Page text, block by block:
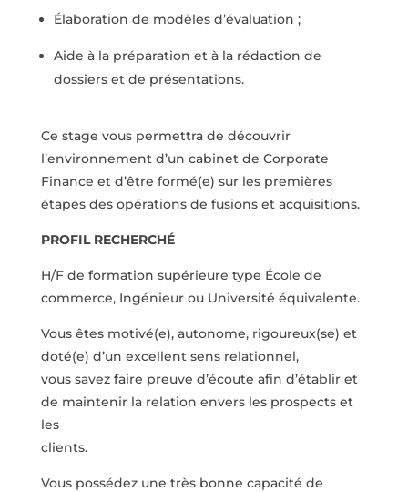
Élaboration de modèles d’évaluation ;
Aide à la préparation et à la rédaction de
dossiers et de présentations.
Ce stage vous permettra de découvrir
l’environnement d’un cabinet de Corporate
Finance et d’être formé(e) sur les premières
étapes des opérations de fusions et acquisitions.
PROFIL RECHERCHÉ
H/F de formation supérieure type École de
commerce, Ingénieur ou Université équivalente.
Vous êtes motivé(e), autonome, rigoureux(se) et
doté(e) d’un excellent sens relationnel,
vous savez faire preuve d’écoute afin d’établir et
de maintenir la relation envers les prospects et
les
clients.
Vous possédez une très bonne capacité de